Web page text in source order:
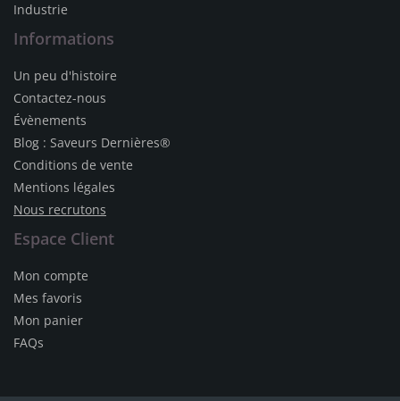
Industrie
Informations
Un peu d'histoire
Contactez-nous
Évènements
Blog : Saveurs Dernières®
Conditions de vente
Mentions légales
Nous recrutons
Espace Client
Mon compte
Mes favoris
Mon panier
FAQs